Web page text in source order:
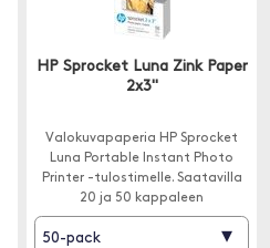
HP Sprocket Luna Zink Paper
2x3"
Valokuvapaperia HP Sprocket
Luna Portable Instant Photo
Printer -tulostimelle. Saatavilla
20 ja 50 kappaleen
pakkauksissa.
50-pack ▾